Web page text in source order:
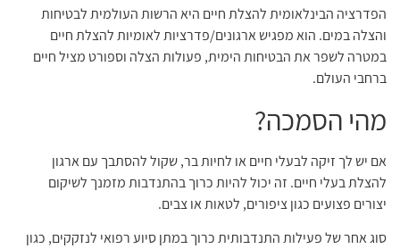
הפדרציה הבינלאומית להצלת חיים היא הרשות העולמית לבטיחות
והצלה במים. הוא מפגיש ארגונים/פדרציות לאומיות להצלת חיים
במטרה לשפר את הבטיחות הימית, פעולות הצלה וספורט מציל חיים
ברחבי העולם.
מהי הסמכה?
אם יש לך זיקה לבעלי חיים או לחיות בר, שקול להסתבך עם ארגון
להצלת בעלי חיים. זה יכול להיות כרוך בהתנדבות מזמנך לשיקום
יצורים פצועים כגון ציפורים, לטאות או צבים.
סוג אחר של פעילות התנדבותית כרוך במתן סיוע רפואי לנזקקים, כגון